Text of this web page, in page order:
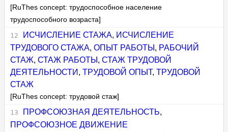
[RuThes concept: трудоспособное население
трудоспособного возраста]
ИСЧИСЛЕНИЕ СТАЖА, ИСЧИСЛЕНИЕ
ТРУДОВОГО СТАЖА,ОПЫТ РАБОТЫ , РАБОЧИЙ
СТАЖ,СТАЖ РАБОТЫ ,СТАЖ ТРУДОВОЙ
ДЕЯТЕЛЬНОСТИ ,ТРУДОВОЙ ОПЫТ,ТРУДОВОЙ
СТАЖ
[RuThes concept: трудовой стаж]
ПРОФСОЮЗНАЯ ДЕЯТЕЛЬНОСТЬ,
ПРОФСОЮЗНОЕ ДВИЖЕНИЕ